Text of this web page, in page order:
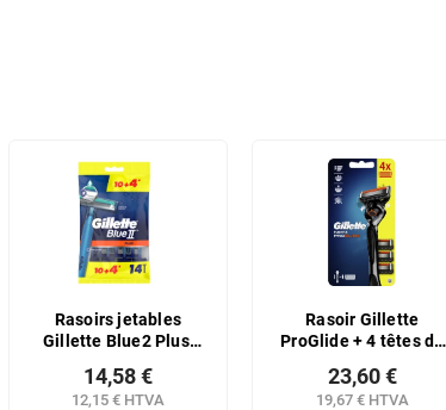
Rasoirs jetables
Gillette Blue2 Plus,
12,15 € HTVA
14,58 €
Rasoir Gillette
ProGlide + 4 têtes de
19,67 € HTVA
23,60 €